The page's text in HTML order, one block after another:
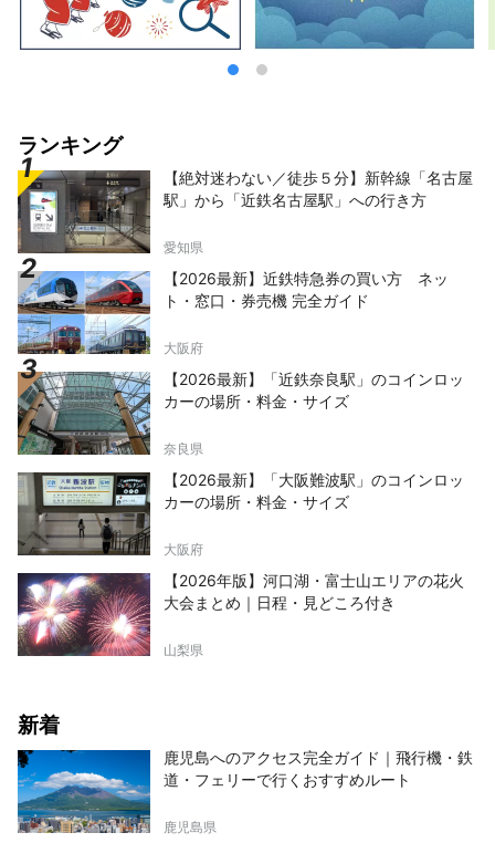
ランキング
【絶対迷わない／徒歩５分】新幹線「名古屋
駅」から「近鉄名古屋駅」への行き方
愛知県
【2026最新】近鉄特急券の買い方 ネッ
ト・窓口・券売機 完全ガイド
大阪府
【2026最新】「近鉄奈良駅」のコインロッ
カーの場所・料金・サイズ
奈良県
【2026最新】「大阪難波駅」のコインロッ
カーの場所・料金・サイズ
大阪府
【2026年版】河口湖・富士山エリアの花火
大会まとめ｜日程・見どころ付き
山梨県
新着
鹿児島へのアクセス完全ガイド｜飛行機・鉄
道・フェリーで行くおすすめルート
鹿児島県